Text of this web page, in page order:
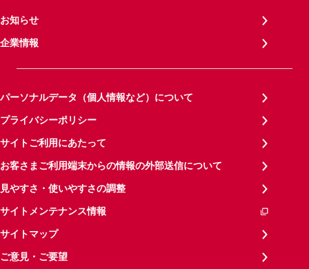
お知らせ
企業情報
パーソナルデータ（個人情報など）について
プライバシーポリシー
サイトご利用にあたって
お客さまご利用端末からの情報の外部送信について
見やすさ・使いやすさの調整
サイトメンテナンス情報
サイトマップ
ご意見・ご要望